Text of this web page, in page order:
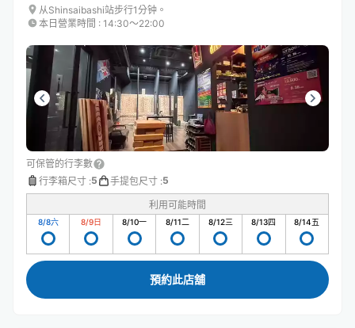
从Shinsaibashi站步行1分钟。
本日營業時間 : 14:30〜22:00
可保管的行李數
行李箱尺寸 :5 手提包尺寸 :5
利用可能時間
8/8六 8/9日 8/10一 8/11二 8/12三 8/13四 8/14五
預約此店舖